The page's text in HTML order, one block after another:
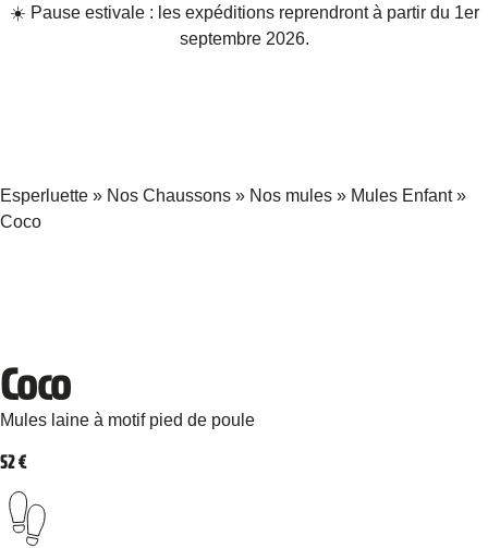
☀️ Pause estivale : les expéditions reprendront à partir du 1er
septembre 2026.
Esperluette » Nos Chaussons » Nos mules » Mules Enfant»
Coco
Coco
Mules laine à motif pied de poule
52€